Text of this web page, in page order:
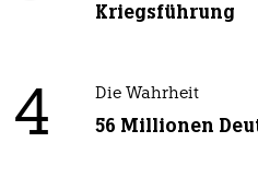
Kriegsführung
4 Die Wahrheit
56 Millionen